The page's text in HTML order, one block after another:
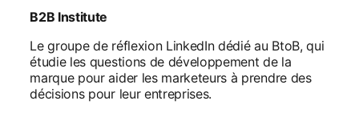
B2B Institute
Le groupe de réflexion LinkedIn dédié au BtoB, qui
étudie les questions de développement de la
marque pour aider les marketeurs à prendre des
décisions pour leur entreprises.